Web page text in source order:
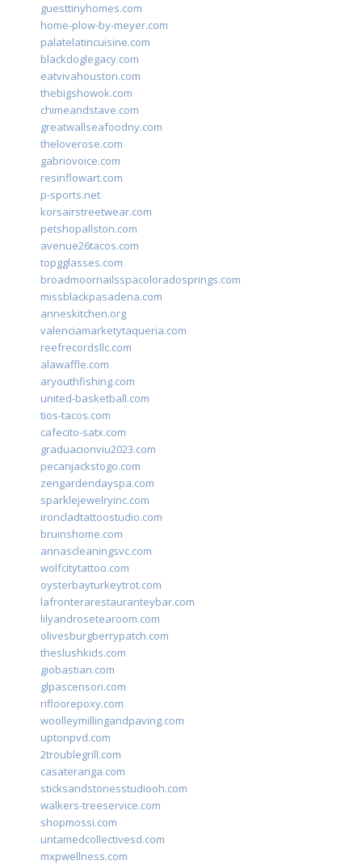
guesttinyhomes.com
home-plow-by-meyer.com
palatelatincuisine.com
blackdoglegacy.com
eatvivahouston.com
thebigshowok.com
chimeandstave.com
greatwallseafoodny.com
theloverose.com
gabriovoice.com
resinflowart.com
p-sports.net
korsairstreetwear.com
petshopallston.com
avenue26tacos.com
topgglasses.com
broadmoornailsspacoloradosprings.com
missblackpasadena.com
anneskitchen.org
valenciamarketytaqueria.com
reefrecordsllc.com
alawaffle.com
aryouthfishing.com
united-basketball.com
tios-tacos.com
cafecito-satx.com
graduacionviu2023.com
pecanjackstogo.com
zengardendayspa.com
sparklejewelryinc.com
ironcladtattoostudio.com
bruinshome.com
annascleaningsvc.com
wolfcitytattoo.com
oysterbayturkeytrot.com
lafronterarestauranteybar.com
lilyandrosetearoom.com
olivesburgberrypatch.com
theslushkids.com
giobastian.com
glpascensori.com
rifloorepoxy.com
woolleymillingandpaving.com
uptonpvd.com
2troublegrill.com
casateranga.com
sticksandstonesstudiooh.com
walkers-treeservice.com
shopmossi.com
untamedcollectivesd.com
mxpwellness.com